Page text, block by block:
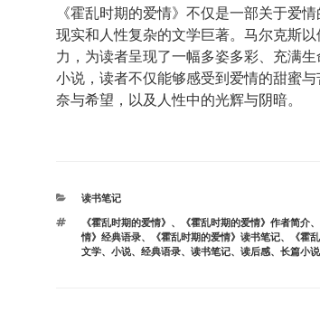
《霍乱时期的爱情》不仅是一部关于爱
现实和人性复杂的文学巨著。马尔克斯
力，为读者呈现了一幅多姿多彩、充满
小说，读者不仅能够感受到爱情的甜蜜
奈与希望，以及人性中的光辉与阴暗。
分
读书笔记
标
签
《霍乱时期的爱情》 、 《霍乱时期的爱情》作者简介、
情》经典语录、 《霍乱时期的爱情》读书笔记、 《霍
文学、 小说、 经典语录、 读书笔记、 读后感、 长篇小说